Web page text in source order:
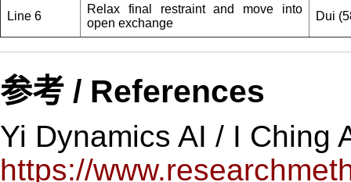
Line 6
Relax final restraint and move into
open exchange
Dui
参考 / References
Yi Dynamics AI / I Ching
https://